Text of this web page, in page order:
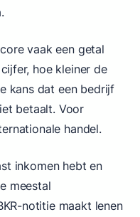
vaak een getal
hoe kleiner de
kans dat een bedrijf
betaalt. Voor
handel.
inkomen hebt en
meestal
notitie maakt lenen